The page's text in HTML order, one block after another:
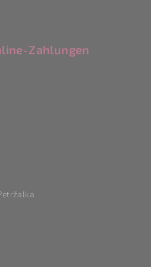
Zahlungen